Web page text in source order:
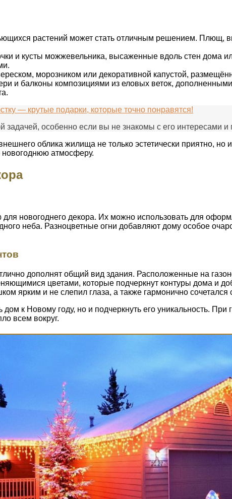
растений может стать отличным решением. Плющ,
и кусты можжевельника, высаженные вдоль стен дома
морозником или декоративной капустой,
и балконы композициями из еловых веток,
— крутые подарки, которые точно понравятся!
особенно если вы не знакомы с его интересами
облика жилища не только эстетически приятно,
атмосферу.
новогоднего декора. Их можно использовать для
неба. Разноцветные огни добавляют дому особое
дополнят общий вид здания. Расположенные на
цветами, которые подчеркнут контуры дома и
ярким и не слепил глаза, а также гармонично
дом к Новому году, но и подчеркнуть его уникальность.
всем вокруг.